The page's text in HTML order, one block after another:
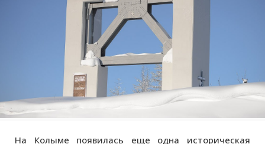
На Колыме появилась еще одна историческая